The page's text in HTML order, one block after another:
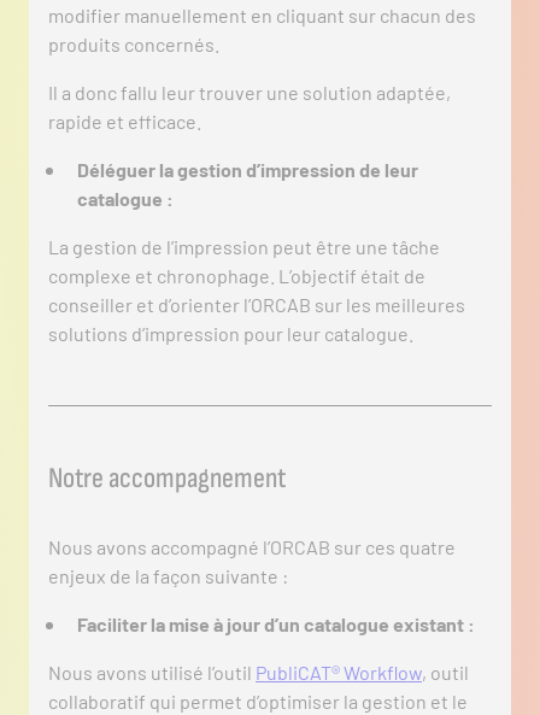
modifier manuellement en cliquant sur chacun des
produits concernés.
Il a donc fallu leur trouver une solution adaptée,
rapide et efficace.
Déléguer la gestion d’impression de leur
catalogue :
La gestion de l’impression peut être une tâche
complexe et chronophage. L’objectif était de
conseiller et d’orienter l’ORCAB sur les meilleures
solutions d’impression pour leur catalogue.
Notre accompagnement
Nous avons accompagné l’ORCAB sur ces quatre
enjeux de la façon suivante :
Faciliter la mise à jour d’un catalogue existant :
Nous avons utilisé l’outil PubliCAT® Workflow, outil
collaboratif qui permet d’optimiser la gestion et le